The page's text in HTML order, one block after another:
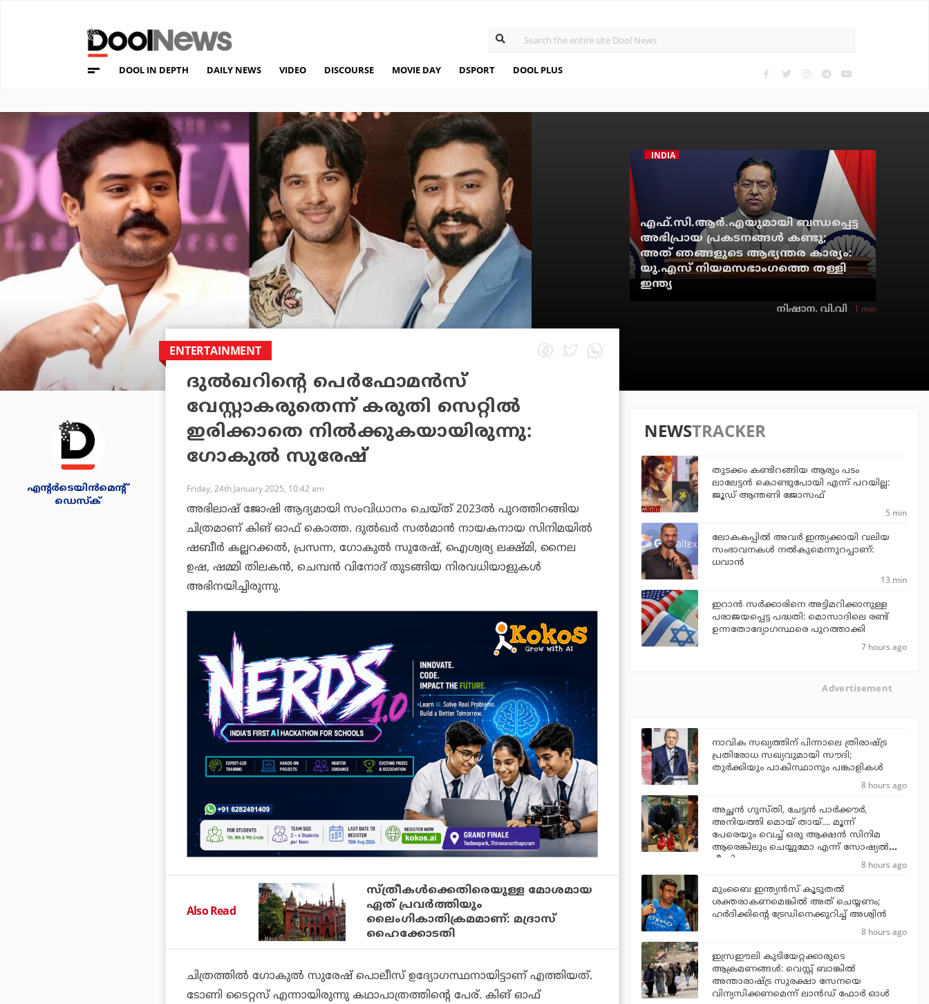
DOOL IN DEPTH DAILY NEWS VIDEO DISCOURSE MOVIE DAY DSPORT DOOL PLUS
INDIA
എഫ്.സി.ആര്‍.എയുമായി ബന്ധപ്പെട്ട
അഭിപ്രായ പ്രകടനങ്ങള്‍ കണ്ടു;
അത് ഞങ്ങളുടെ ആഭ്യന്തര കാര്യം:
യു.എസ് നിയമസഭാംഗത്തെ തള്ളി
ഇന്ത്യ
നിഷാന. വി.വി 1 min
എന്റര്‍ടെയിന്‍മെന്റ്
ഡെസ്‌ക്
ENTERTAINMENT
ദുല്‍ഖറിന്റെ പെര്‍ഫോമന്‍സ്
വേസ്റ്റാകരുതെന്ന് കരുതി സെറ്റില്‍
ഇരിക്കാതെ നില്‍ക്കുകയായിരുന്നു:
ഗോകുല്‍ സുരേഷ്
Friday, 24th January 2025, 10:42 am
അഭിലാഷ് ജോഷി ആദ്യമായി സംവിധാനം ചെയ്ത് 2023ല്‍ പുറത്തിറങ്ങിയ
ചിത്രമാണ് കിങ് ഓഫ് കൊത്ത. ദുല്‍ഖര്‍ സല്‍മാന്‍ നായകനായ സിനിമയില്‍
ഷബീര്‍ കല്ലറക്കല്‍, പ്രസന്ന, ഗോകുല്‍ സുരേഷ്, ഐശ്വര്യ ലക്ഷ്മി, നൈല
ഉഷ, ഷമ്മി തിലകന്‍, ചെമ്പന്‍ വിനോദ് തുടങ്ങിയ നിരവധിയാളുകള്‍
അഭിനയിച്ചിരുന്നു.
Also Read
സ്ത്രീകൾക്കെതിരെയുള്ള മോശമായ
ഏത് പ്രവർത്തിയും
ലൈംഗികാതിക്രമമാണ്: മദ്രാസ്
ഹൈക്കോടതി
ചിത്രത്തില്‍ ഗോകുല്‍ സുരേഷ് പൊലീസ് ഉദ്യോഗസ്ഥനായിട്ടാണ് എത്തിയത്.
ടോണി ടൈറ്റസ് എന്നായിരുന്നു കഥാപാത്രത്തിന്റെ പേര്. കിങ് ഓഫ്
NEWSTRACKER
തുടക്കം കണ്ടിറങ്ങിയ ആരും പടം
ലാലേട്ടൻ കൊണ്ടുപോയി എന്ന് പറയില്ല:
ജൂഡ് ആന്തണി ജോസഫ്
5 min
ലോകകപ്പിൽ അവര്‍ ഇന്ത്യക്കായി വലിയ
സംഭാവനകള്‍ നല്‍കുമെന്നുറപ്പാണ്:
ധവാന്‍
13 min
ഇറാന്‍ സര്‍ക്കാരിനെ അട്ടിമറിക്കാനുള്ള
പരാജയപ്പെട്ട പദ്ധതി: മൊസാദിലെ രണ്ട്
ഉന്നതോദ്യോഗസ്ഥരെ പുറത്താക്കി
7 hours ago
Advertisement
നാവിക സഖ്യത്തിന് പിന്നാലെ ത്രിരാഷ്ട്ര
പ്രതിരോധ സഖ്യവുമായി സൗദി;
തുര്‍ക്കിയും പാകിസ്ഥാനും പങ്കാളികള്‍
8 hours ago
അച്ഛന്‍ ഗുസ്തി, ചേട്ടന്‍ പാര്‍ക്കൗര്‍,
അനിയത്തി മൊയ് തായ്.... മൂന്ന്
പേരെയും വെച്ച് ഒരു ആക്ഷന്‍ സിനിമ
ആരെങ്കിലും ചെയ്യുമോ എന്ന് സോഷ്യല്‍
മീഡിയ
8 hours ago
മുംബൈ ഇന്ത്യന്‍സ് കൂടുതല്‍
ശക്തരാകണമെങ്കില്‍ അത് ചെയ്യണം;
ഹര്‍ദിക്കിന്റെ ട്രേഡിനെക്കുറിച്ച് അശ്വിന്‍
8 hours ago
ഇസ്രഈലി കുടിയേറ്റക്കാരുടെ
ആക്രമണങ്ങള്‍: വെസ്റ്റ് ബാങ്കില്‍
അന്താരാഷ്ട്ര സുരക്ഷാ സേനയെ
വിന്യസിക്കണമെന്ന് ലാന്‍ഡ് ഫോര്‍ ഓള്‍